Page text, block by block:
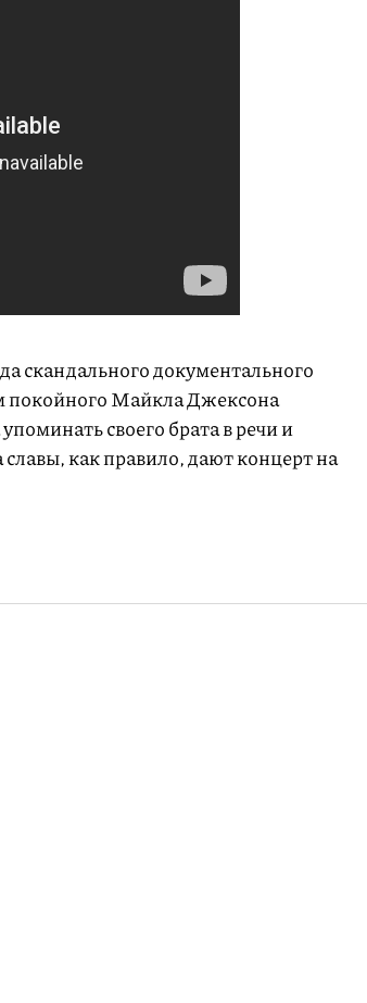
скандального документального
покойного Майкла Джексона
своего брата в речи и
как правило, дают концерт на